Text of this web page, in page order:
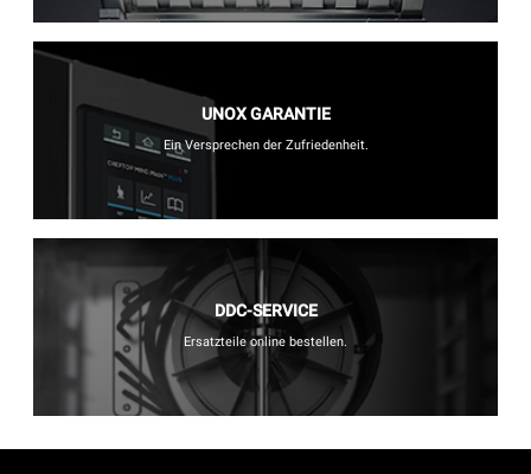
UNOX GARANTIE
Ein Versprechen der Zufriedenheit.
DDC-SERVICE
Ersatzteile online bestellen.